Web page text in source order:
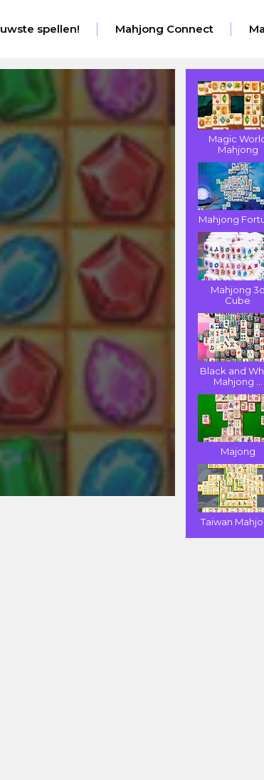
spellen! Mahjong Connect
Magic
Mahjong
Mahjong
Mahjong 3d
Cube
Black and
Mahjong ...
Majong
Taiwan